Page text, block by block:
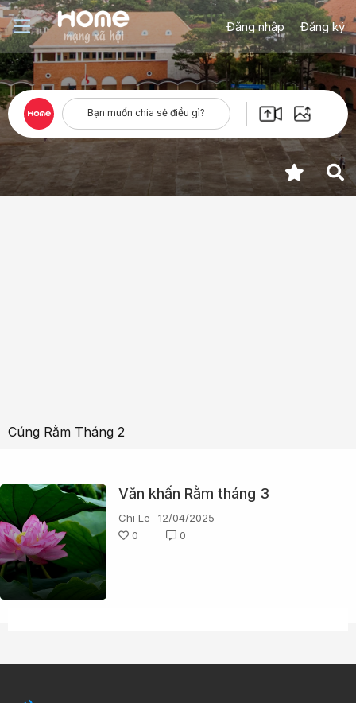
Đăng nhập Đăng ký
Bạn muốn chia sẻ điều gì?
Cúng Rằm Tháng 2
Văn khấn Rằm tháng 3
Chi Le
12/04/2025
0
0